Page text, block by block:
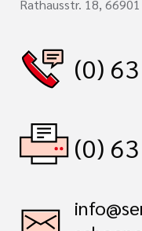
Rathausstr. 18,
(0)
(0)